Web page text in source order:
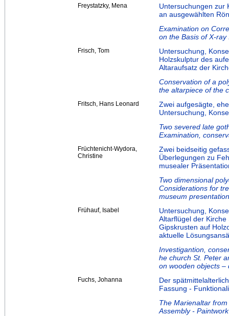
Freystatzky, Mena
Untersuchungen zur
an ausgewählten
Examination on
on the Basis of X-
Frisch, Tom
Untersuchung,
Holzskulptur des
Altaraufsatz der
Conservation of a
the altarpiece of the
Fritsch, Hans Leonard
Zwei aufgesägte,
Untersuchung,
Two severed late
Examination,
Früchtenicht-Wydora,
Christine
Zwei beidseitig
Überlegungen zu
musealer
Two dimensional
Considerations for
museum
Frühauf, Isabel
Untersuchung,
Altarflügel der
Gipskrusten auf
aktuelle
Investigantion,
he church St. Peter
on wooden objects –
Fuchs, Johanna
Der
Fassung -
The Marienaltar
Assembly -